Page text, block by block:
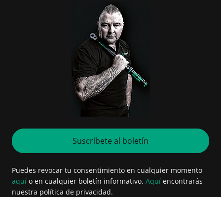
Suscríbete al boletín
Puedes revocar tu consentimiento en cualquier momento
aquí o en cualquier boletín informativo. Aquí encontrarás
nuestra política de privacidad.